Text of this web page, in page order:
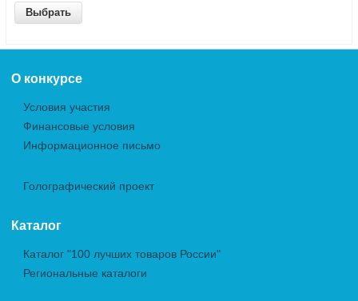
О конкурсе
Условия участия
Финансовые условия
Информационное письмо
Голографический проект
Каталог
Каталог "100 лучших товаров России"
Региональные каталоги